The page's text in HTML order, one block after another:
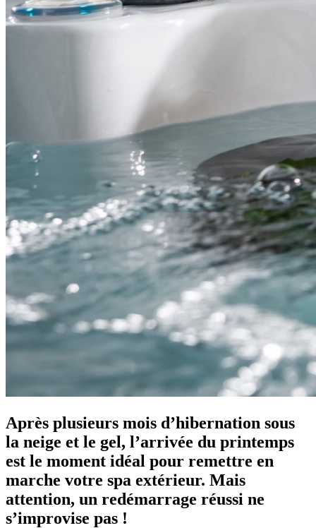
Après plusieurs mois d’hibernation sous
la neige et le gel, l’arrivée du printemps
est le moment idéal pour remettre en
marche votre spa extérieur. Mais
attention, un redémarrage réussi ne
s’improvise pas !